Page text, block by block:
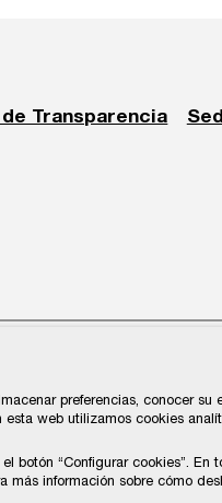
Transparencia
preferencias, conocer
web utilizamos cookies
botón “Configurar cookies”.
información sobre cómo